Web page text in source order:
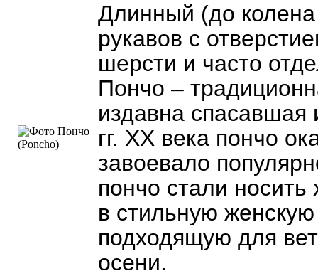
Длинный (до
рукавов с
шерсти и часто
Пончо –
издавна спасавшая
гг. XX века пончо
завоевало
пончо стали
в стильную
подходящую для
осени.